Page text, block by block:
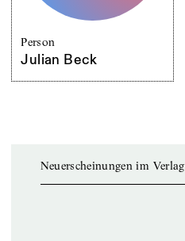
Person
Julian Beck
Neuerscheinungen im Verlag